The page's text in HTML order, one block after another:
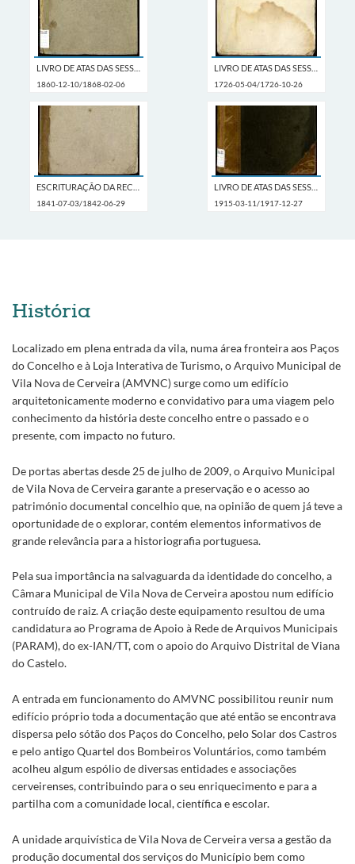
1860-12-10/1868-02-06 1726-05-04/1726-10-26
1841-07-03/1842-06-29 1915-03-11/1917-12-27
História
Localizado em plena entrada da vila, numa área fronteira aos Paços
do Concelho e à Loja Interativa de Turismo, o Arquivo Municipal de
Vila Nova de Cerveira (AMVNC) surge como um edifício
arquitetonicamente moderno e convidativo para uma viagem pelo
conhecimento da história deste concelho entre o passado e o
presente, com impacto no futuro.
De portas abertas desde 25 de julho de 2009, o Arquivo Municipal
de Vila Nova de Cerveira garante a preservação e o acesso ao
património documental concelhio que, na opinião de quem já teve a
oportunidade de o explorar, contém elementos informativos de
grande relevância para a historiografia portuguesa.
Pela sua importância na salvaguarda da identidade do concelho, a
Câmara Municipal de Vila Nova de Cerveira apostou num edifício
contruído de raiz. A criação deste equipamento resultou de uma
candidatura ao Programa de Apoio à Rede de Arquivos Municipais
(PARAM), do ex-IAN/TT, com o apoio do Arquivo Distrital de Viana
do Castelo.
A entrada em funcionamento do AMVNC possibilitou reunir num
edifício próprio toda a documentação que até então se encontrava
dispersa pelo sótão dos Paços do Concelho, pelo Solar dos Castros
e pelo antigo Quartel dos Bombeiros Voluntários, como também
acolheu algum espólio de diversas entidades e associações
cerveirenses, contribuindo para o seu enriquecimento e para a
partilha com a comunidade local, científica e escolar.
A unidade arquivística de Vila Nova de Cerveira versa a gestão da
produção documental dos serviços do Município bem como